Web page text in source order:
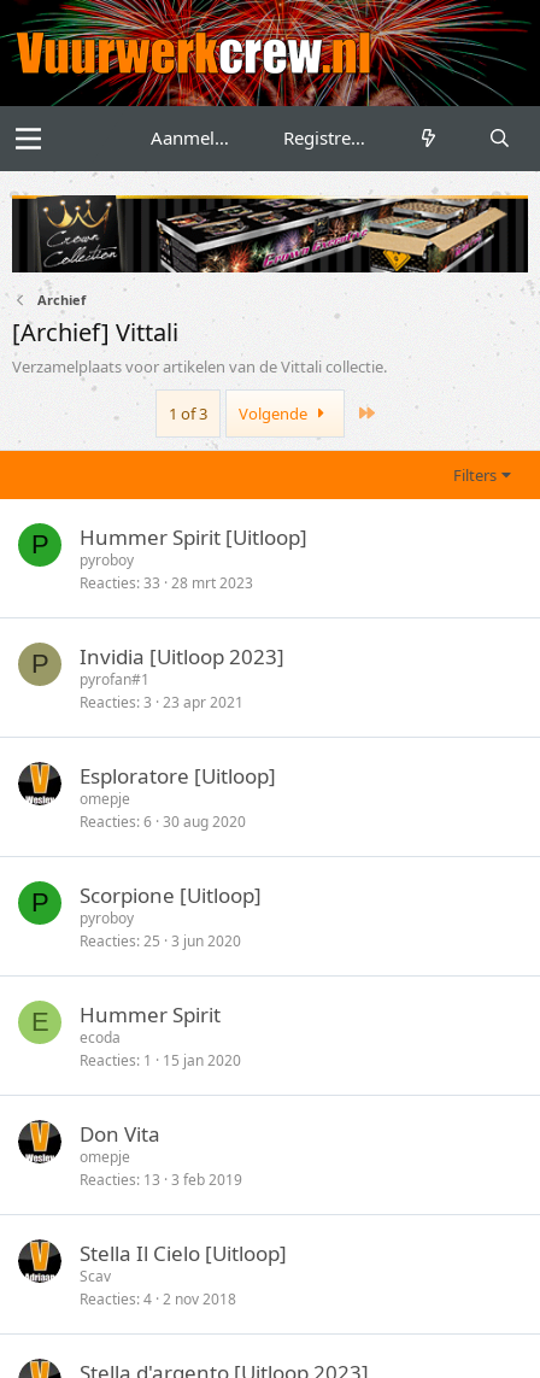
Aanmelden Registreren
Archief
[Archief] Vittali
Verzamelplaats voor artikelen van de Vittali collectie.
1 of 3 Volgende
Filters
P Hummer Spirit [Uitloop]
pyroboy
Reacties 33 28 mrt 2023
P Invidia [Uitloop 2023]
pyrofan#1
Reacties 3 23 apr 2021
Esploratore [Uitloop]
omepje
Reacties 6 30 aug 2020
P Scorpione [Uitloop]
pyroboy
Reacties 25 3 jun 2020
E Hummer Spirit
ecoda
Reacties 1 15 jan 2020
Don Vita
omepje
Reacties 13 3 feb 2019
Stella Il Cielo [Uitloop]
Scav
Reacties 4 2 nov 2018
Stella d'argento [Uitloop 2023]